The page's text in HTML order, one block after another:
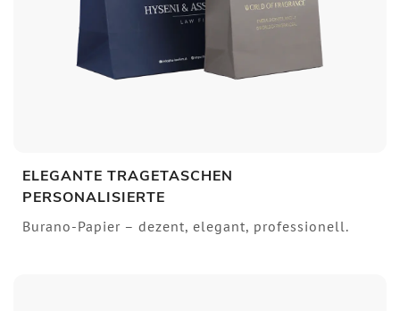
ELEGANTE TRAGETASCHEN
PERSONALISIERTE
Burano-Papier – dezent, elegant, professionell.